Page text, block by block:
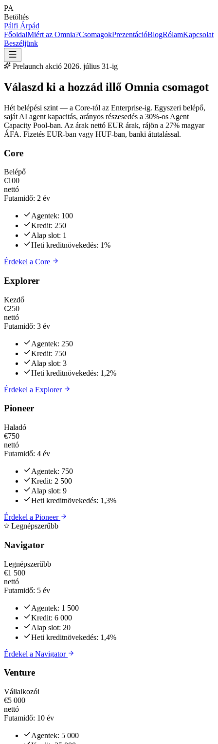
PA
Betöltés
Pálfi Árpád
FőoldalMiért az Omnia?CsomagokPrezentációBlogRólamKapcsolat
Beszéljünk
Prelaunch akció 2026. július 31-ig
Válaszd ki a hozzád illő Omnia csomagot
Hét belépési szint — a Core-tól az Enterprise-ig. Egyszeri belépő,
saját AI agent kapacitás, arányos részesedés a 30%-os Agent
Capacity Pool-ban. Az árak nettó EUR árak, rájön a 27% magyar
ÁFA. Fizetés EUR-ban vagy HUF-ban, banki átutalással.
Core
Belépő
€100
nettó
Futamidő: 2 év
Agentek: 100
Kredit: 250
Alap slot: 1
Heti kreditnövekedés: 1%
Érdekel a Core
Explorer
Kezdő
€250
nettó
Futamidő: 3 év
Agentek: 250
Kredit: 750
Alap slot: 3
Heti kreditnövekedés: 1,2%
Érdekel a Explorer
Pioneer
Haladó
€750
nettó
Futamidő: 4 év
Agentek: 750
Kredit: 2 500
Alap slot: 9
Heti kreditnövekedés: 1,3%
Érdekel a Pioneer
Legnépszerűbb
Navigator
Legnépszerűbb
€1 500
nettó
Futamidő: 5 év
Agentek: 1 500
Kredit: 6 000
Alap slot: 20
Heti kreditnövekedés: 1,4%
Érdekel a Navigator
Venture
Vállalkozói
€5 000
nettó
Futamidő: 10 év
Agentek: 5 000